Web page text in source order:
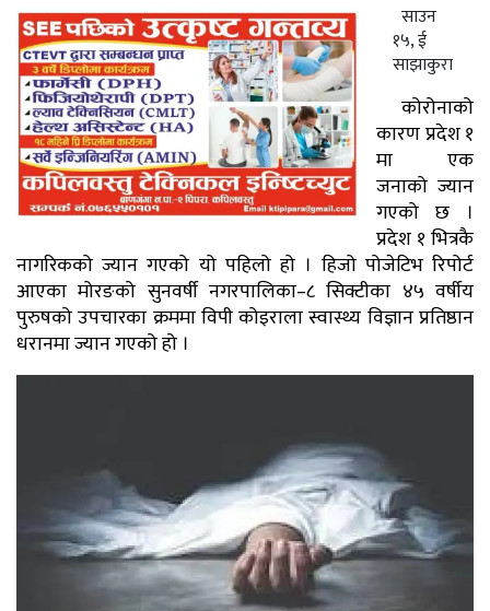
साउन
१५, ई
साझाकुरा
कोरोनाको
कारण प्रदेश १
मा एक
जनाको ज्यान
गएको छ ।
प्रदेश १ भित्रकै
नागरिकको ज्यान गएको यो पहिलो हो । हिजो पोजेटिभ रिपोर्ट
आएका मोरङको सुनवर्षी नगरपालिका–८ सिक्टीका ४५ वर्षीय
पुरुषको उपचारका क्रममा विपी कोइराला स्वास्थ्य विज्ञान प्रतिष्ठान
धरानमा ज्यान गएको हो ।